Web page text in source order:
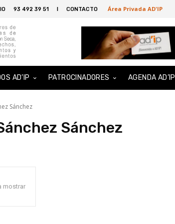
93 492 39 51 I CONTACTO Área Privada AD'IP
AD’IP PATROCINADORES AGENDA AD’IP
Sánchez
Sánchez
mostrar